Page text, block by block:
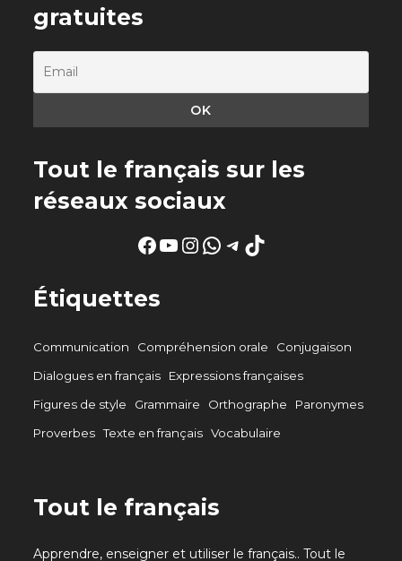
gratuites
Tout le français sur les
réseaux sociaux
Facebook
YouTube
Instagram
WhatsApp
Telegram
TikTok
Étiquettes
Communication Compréhension orale
Conjugaison
Dialogues en français
Expressions françaises
Figures de style
Grammaire Orthographe
Paronymes
Proverbes Texte en français Vocabulaire
Tout le français
Apprendre, enseigner et utiliser le français.. Tout le